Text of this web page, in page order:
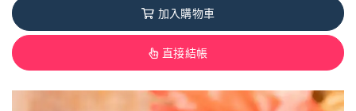
加入購物車
直接結帳